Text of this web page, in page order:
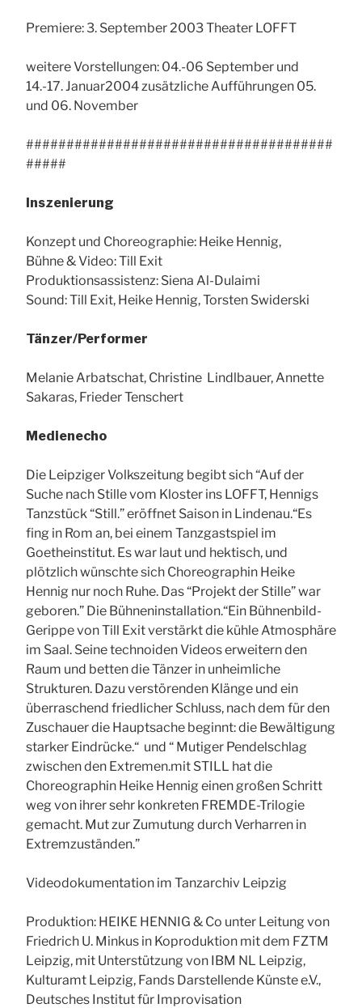
Premiere: 3. September 2003 Theater LOFFT
weitere Vorstellungen: 04.-06 September und
14.-17. Januar2004 zusätzliche Aufführungen 05.
und 06. November
######################################
#####
Inszenierung
Konzept und Choreographie: Heike Hennig,
Bühne & Video: Till Exit
Produktionsassistenz: Siena Al-Dulaimi
Sound: Till Exit, Heike Hennig, Torsten Swiderski
Tänzer/Performer
Melanie Arbatschat, Christine Lindlbauer, Annette
Sakaras, Frieder Tenschert
Medienecho
Die Leipziger Volkszeitung begibt sich “Auf der
Suche nach Stille vom Kloster ins LOFFT, Hennigs
Tanzstück “Still.” eröffnet Saison in Lindenau.“Es
fing in Rom an, bei einem Tanzgastspiel im
Goetheinstitut. Es war laut und hektisch, und
plötzlich wünschte sich Choreographin Heike
Hennig nur noch Ruhe. Das “Projekt der Stille” war
geboren.” Die Bühneninstallation.“Ein Bühnenbild-
Gerippe von Till Exit verstärkt die kühle Atmosphäre
im Saal. Seine technoiden Videos erweitern den
Raum und betten die Tänzer in unheimliche
Strukturen. Dazu verstörenden Klänge und ein
überraschend friedlicher Schluss, nach dem für den
Zuschauer die Hauptsache beginnt: die Bewältigung
starker Eindrücke.“ und “ Mutiger Pendelschlag
zwischen den Extremen.mit STILL hat die
Choreographin Heike Hennig einen großen Schritt
weg von ihrer sehr konkreten FREMDE-Trilogie
gemacht. Mut zur Zumutung durch Verharren in
Extremzuständen.”
Videodokumentation im Tanzarchiv Leipzig
Produktion: HEIKE HENNIG & Co unter Leitung von
Friedrich U. Minkus in Koproduktion mit dem FZTM
Leipzig, mit Unterstützung von IBM NL Leipzig,
Kulturamt Leipzig, Fands Darstellende Künste e.V.,
Deutsches Institut für Improvisation